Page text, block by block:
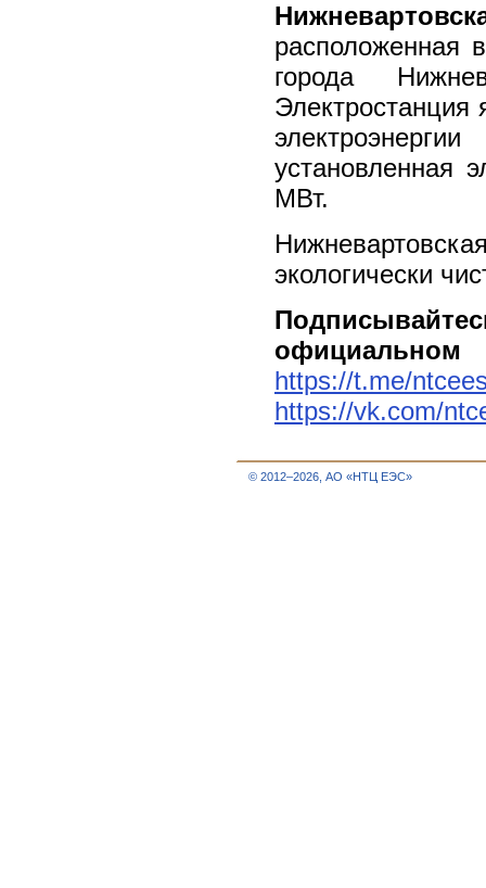
расположенная
города
Электростанция
установленная
МВт.
экологически
https://t.me/
https://vk.com/
© 2012–2026, АО «НТЦ ЕЭС»